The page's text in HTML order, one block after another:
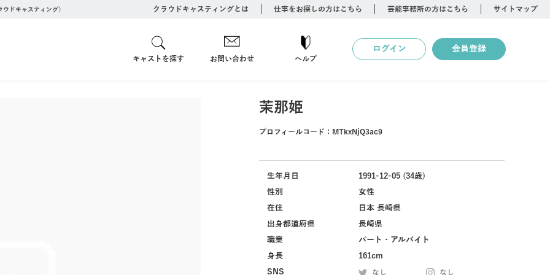
ドキャスティング） クラウドキャスティングとは 仕事をお探しの方はこちら 芸能事務所の方はこちら サイトマップ
キャストを探す お問い合わせ ヘルプ
ログイン 会員登録
茉那姫
プロフィールコード： MTkxNjQ3ac9
生年月日
1991-12-05 (34歳)
性別
女性
在住
日本 長崎県
出身都道府県
長崎県
職業
パート・アルバイト
身長
161cm
SNS
なし なし